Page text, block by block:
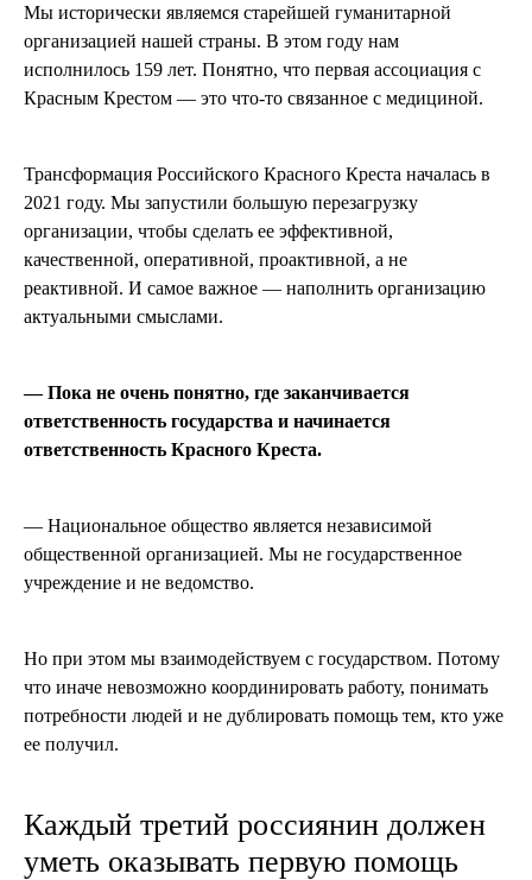
Мы исторически являемся старейшей гуманитарной
организацией нашей страны. В этом году нам
исполнилось 159 лет. Понятно, что первая ассоциация с
Красным Крестом — это что-то связанное с медициной.
Трансформация Российского Красного Креста началась в
2021 году. Мы запустили большую перезагрузку
организации, чтобы сделать ее эффективной,
качественной, оперативной, проактивной, а не
реактивной. И самое важное — наполнить организацию
актуальными смыслами.
— Пока не очень понятно, где заканчивается
ответственность государства и начинается
ответственность Красного Креста.
— Национальное общество является независимой
общественной организацией. Мы не государственное
учреждение и не ведомство.
Но при этом мы взаимодействуем с государством. Потому
что иначе невозможно координировать работу, понимать
потребности людей и не дублировать помощь тем, кто уже
ее получил.
Каждый третий россиянин должен
уметь оказывать первую помощь